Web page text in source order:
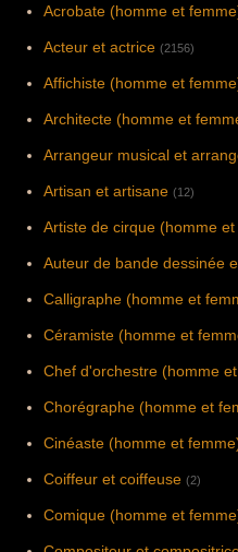
Acrobate (homme et
Acteur et actrice (2156)
Affichiste (homme et
Architecte (homme et
Arrangeur musical et
Artisan et artisane (12)
Artiste de cirque (homme
Auteur de bande dessinée
Calligraphe (homme et
Céramiste (homme et
Chef d'orchestre (homme
Chorégraphe (homme et
Cinéaste (homme et
Coiffeur et coiffeuse (2)
Comique (homme et